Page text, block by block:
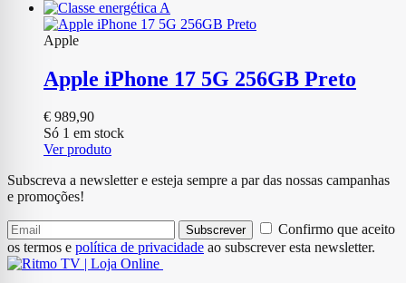
Apple
Apple iPhone 17 5G 256GB Preto
€ 989,90
Só 1 em stock
Ver produto
Subscreva a newsletter e esteja sempre a par das nossas campanhas
e promoções!
Subscrever
Confirmo que aceito
os termos e política de privacidade ao subscrever esta newsletter.